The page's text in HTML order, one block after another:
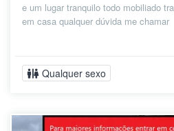
e um lugar tranquilo todo mobiliado
em casa qualquer dúvida me chamar
Qualquer sexo